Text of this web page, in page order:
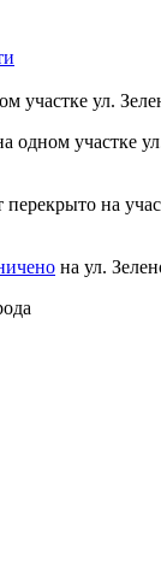
участке ул.
одном участке
на
на ул.